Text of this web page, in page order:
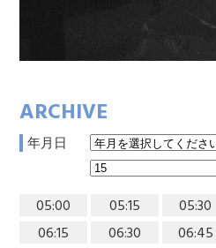
ARCHIVE
年月日
05:00 05:15 05:30
06:15
06:30 06:45